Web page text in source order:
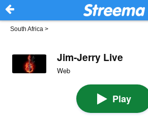
South Africa >
Jim-Jerry Live
Web
Play